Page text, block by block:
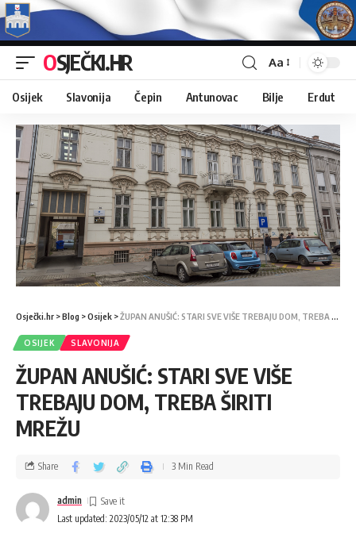
OSJEČKI.HR Aa
Osijek Slavonija Čepin Antunovac Bilje Erdut
Osječki.hr >Blog >Osijek >ŽUPAN ANUŠIĆ: STARI SVE VIŠE TREBAJU DOM, TREBA ŠIRITI MREŽU
OSIJEK SLAVONIJA
ŽUPAN ANUŠIĆ: STARI SVE VIŠE
TREBAJU DOM, TREBA ŠIRITI
MREŽU
Last updated: 2023/05/12 at 12:38 PM
admin
Share 3 Min Read